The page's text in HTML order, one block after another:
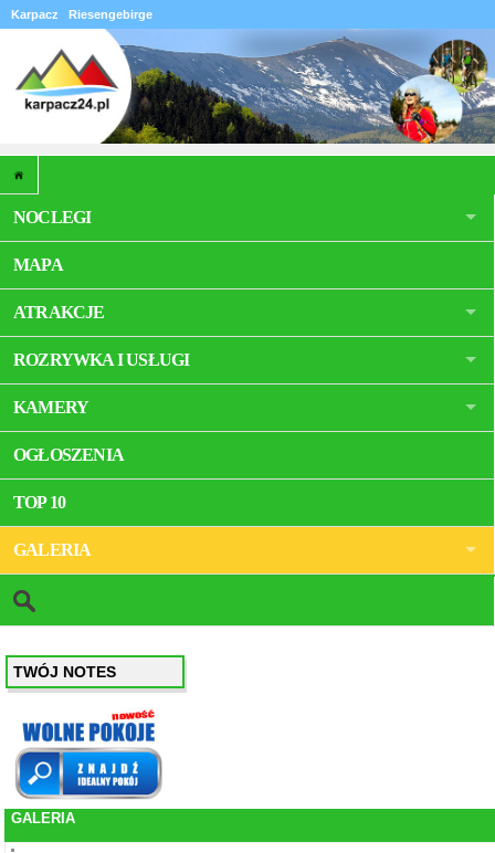
Karpacz Riesengebirge
NOCLEGI
MAPA
ATRAKCJE
ROZRYWKA I USŁUGI
KAMERY
OGŁOSZENIA
TOP 10
GALERIA
TWÓJ NOTES
GALERIA